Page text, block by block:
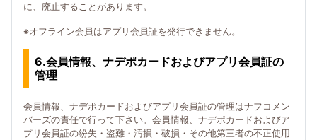
に、廃止することがあります。
※オフライン会員はアプリ会員証を発行できません。
6.会員情報、ナデポカードおよびアプリ会員証の
管理
会員情報、ナデポカードおよびアプリ会員証の管理はナフコメン
バーズの責任で行って下さい。会員情報、ナデポカードおよびア
プリ会員証の紛失・盗難・汚損・破損・その他第三者の不正使用